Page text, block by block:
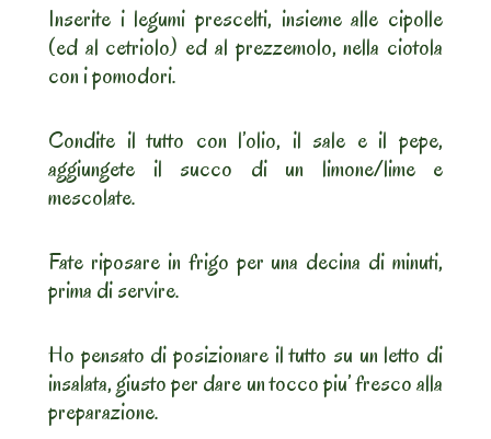
Inserite i legumi prescelti, insieme alle cipolle
(ed al cetriolo) ed al prezzemolo, nella ciotola
con i pomodori.
Condite il tutto con l’olio, il sale e il pepe,
aggiungete il succo di un limone/lime e
mescolate.
Fate riposare in frigo per una decina di minuti,
prima di servire.
Ho pensato di posizionare il tutto su un letto di
insalata, giusto per dare un tocco piu’ fresco alla
preparazione.